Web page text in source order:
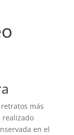
más
realizado
en el